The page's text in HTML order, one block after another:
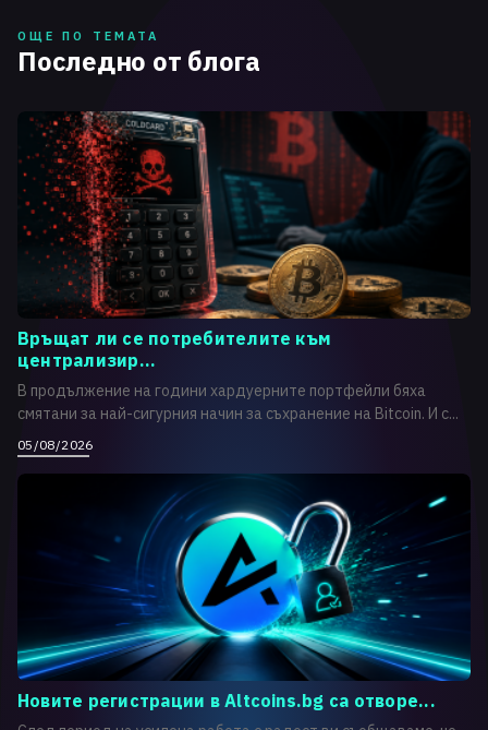
ОЩЕ ПО ТЕМАТА
Последно от блога
Връщат ли се потребителите към
централизир...
В продължение на години хардуерните портфейли бяха
смятани за най-сигурния начин за съхранение на Bitcoin. И с...
05/08/2026
Новите регистрации в Altcoins.bg са отворе...